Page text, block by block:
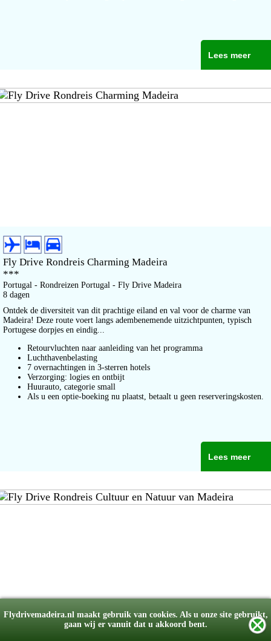
Flydrivemadeira.nl maakt gebruik van cookies. Als u onze site gebruikt,
gaan wij er vanuit dat u akkoord bent.
Lees meer
Fly Drive Rondreis Charming Madeira
***
Portugal - Rondreizen Portugal - Fly Drive Madeira
8 dagen
Ontdek de diversiteit van dit prachtige eiland en val voor de charme van
Madeira! Deze route voert langs adembenemende uitzichtpunten, typisch
Portugese dorpjes en eindig...
Retourvluchten naar aanleiding van het programma
Luchthavenbelasting
7 overnachtingen in 3-sterren hotels
Verzorging: logies en ontbijt
Huurauto, categorie small
Als u een optie-boeking nu plaatst, betaalt u geen reserveringskosten.
Lees meer